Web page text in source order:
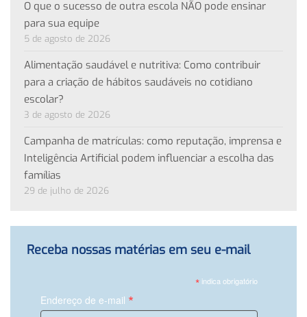
O que o sucesso de outra escola NÃO pode ensinar
para sua equipe
5 de agosto de 2026
Alimentação saudável e nutritiva: Como contribuir
para a criação de hábitos saudáveis no cotidiano
escolar?
3 de agosto de 2026
Campanha de matrículas: como reputação, imprensa e
Inteligência Artificial podem influenciar a escolha das
famílias
29 de julho de 2026
Receba nossas matérias em seu e-mail
*indica obrigatório
Endereço de e-mail *